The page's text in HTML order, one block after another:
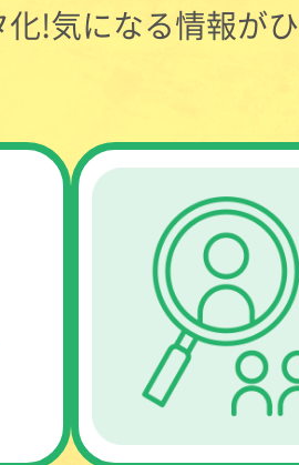
!気になる情報が